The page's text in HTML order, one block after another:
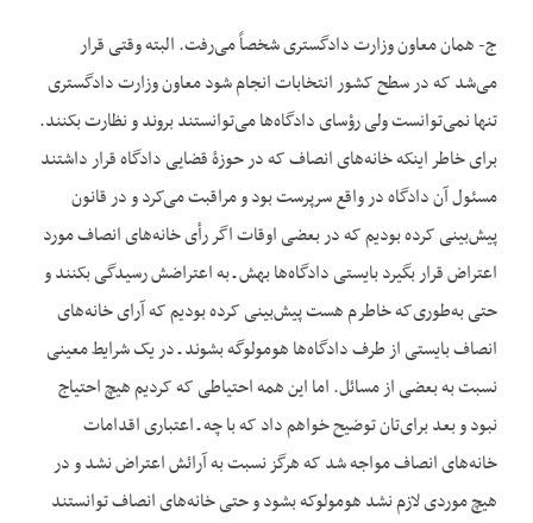
ج- همان معاون وزارت دادگستری شخصاً می‌رفت. البته وقتی قرار
می‌شد که در سطح کشور انتخابات انجام شود معاون وزارت دادگستری
تنها نمی‌توانست ولی رؤسای دادگاه‌ها می‌توانستند بروند و نظارت بکنند.
برای خاطر این‏که خانه‌های انصاف که در حوزۀ قضایی دادگاه قرار داشتند
مسئول آن دادگاه در واقع سرپرست بود و مراقبت می‌کرد و در قانون
پیش‌بینی کرده بودیم که در بعضی اوقات اگر رأی خانه‌های انصاف مورد
اعتراض قرار بگیرد بایستی دادگاه‌ها بهش ـ به اعتراضش رسیدگی بکنند و
حتی به‌طوری‌که خاطرم هست پیش‌بینی کرده بودیم که آرای خانه‌های
انصاف بایستی از طرف دادگاه‌ها هومولوگه بشوند ـ در یک شرایط معینی
نسبت به بعضی از مسائل. اما این همه احتیاطی که کردیم هیچ احتیاج
نبود و بعد برای‌تان توضیح خواهم داد که با چه ـ اعتباری اقدامات
خانه‌های انصاف مواجه شد که هرگز نسبت به آرائش اعتراض نشد و در
هیچ موردی لازم نشد هومولوکه بشود و حتی خانه‌های انصاف توانستند